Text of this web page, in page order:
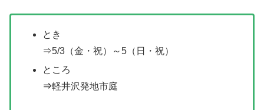
とき
⇒5/3（金・祝）～5（日・祝）
ところ
⇒軽井沢発地市庭